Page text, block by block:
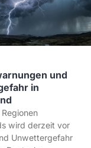
und
in
wird derzeit vor
Unwettergefahr